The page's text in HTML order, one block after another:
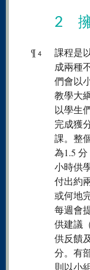
2 擁
¶ 4
課程是
成兩種
們會以
教學大
以學生
完成獲
課。整
為1.5
小時供
付出約
或何地
每週會
供建議
供反饋
分。有
則以小